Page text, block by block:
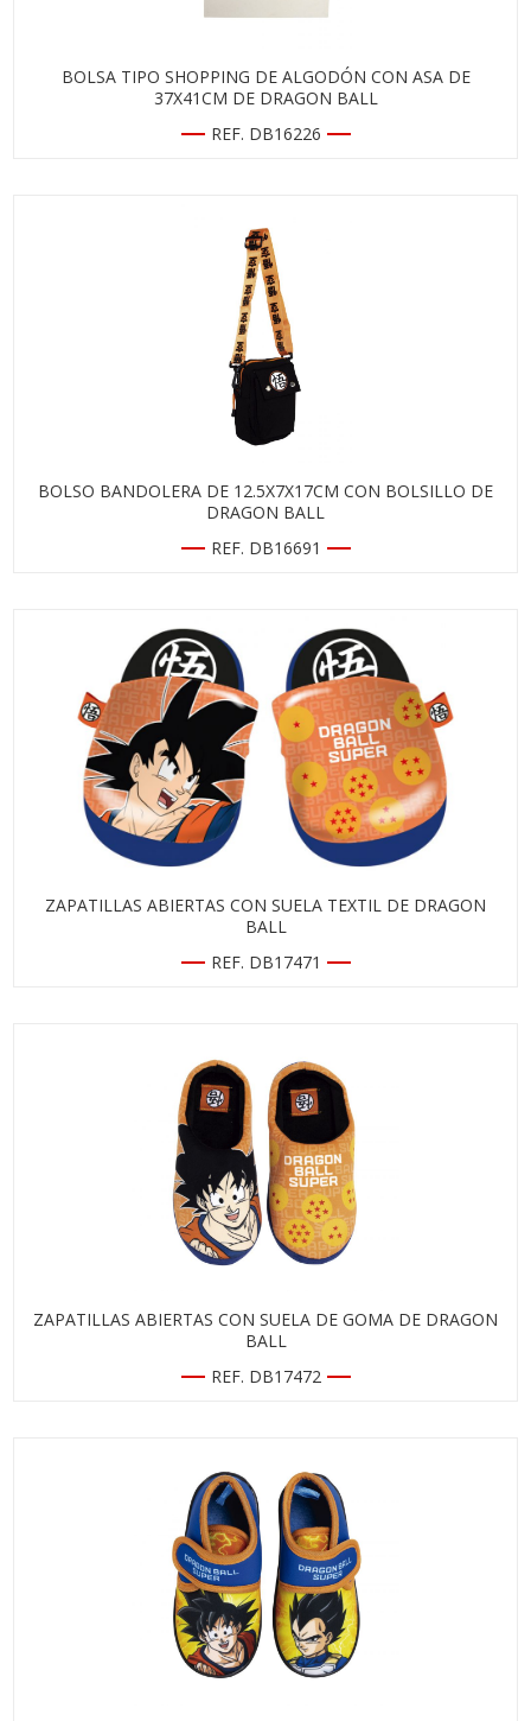
BOLSA TIPO SHOPPING DE ALGODÓN CON ASA DE
37X41CM DE DRAGON BALL
REF. DB16226
BOLSO BANDOLERA DE 12.5X7X17CM CON BOLSILLO DE
DRAGON BALL
REF. DB16691
ZAPATILLAS ABIERTAS CON SUELA TEXTIL DE DRAGON
BALL
REF. DB17471
ZAPATILLAS ABIERTAS CON SUELA DE GOMA DE DRAGON
BALL
REF. DB17472